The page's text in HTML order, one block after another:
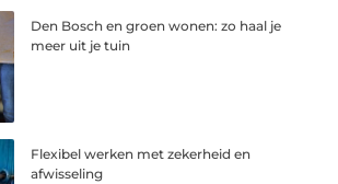
Den Bosch en groen wonen: zo haal je
meer uit je tuin
Flexibel werken met zekerheid en
afwisseling